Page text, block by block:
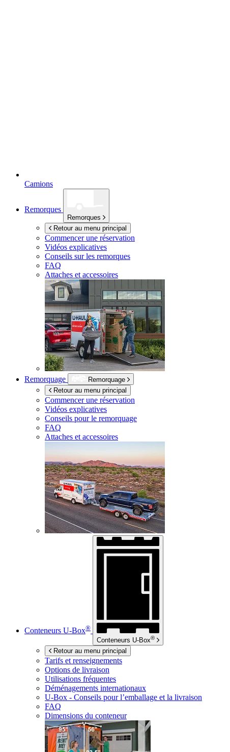
Camions
Remorques
Remorques
Retour au menu principal
Commencer une réservation
Vidéos explicatives
Conseils sur les remorques
FAQ
Attaches et accessoires
Remorquage
Remorquage
Retour au menu principal
Commencer une réservation
Vidéos explicatives
Conseils pour le remorquage
FAQ
Attaches et accessoires
Conteneurs U-Box®
Conteneurs U-Box®
Retour au menu principal
Tarifs et renseignements
Options de livraison
Utilisations fréquentes
Déménagements internationaux
U-Box - Conseils pour l’emballage et la livraison
FAQ
Dimensions du conteneur